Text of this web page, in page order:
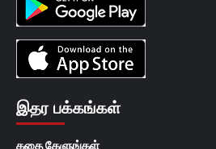
இதர பக்கங்கள்
கதை கேளுங்கள்